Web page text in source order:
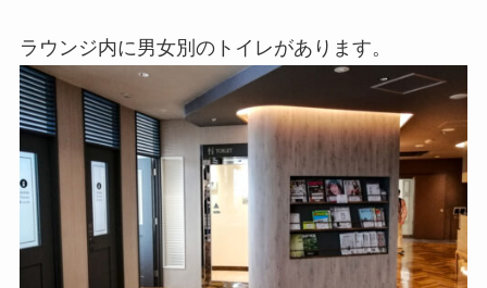
ラウンジ内に男女別のトイレがあります。